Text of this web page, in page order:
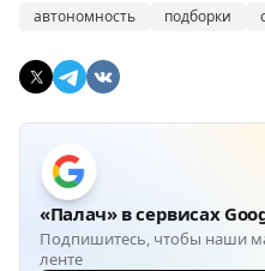
автономность подборки
«Палач» в сервисах
Подпишитесь, чтобы наши
ленте